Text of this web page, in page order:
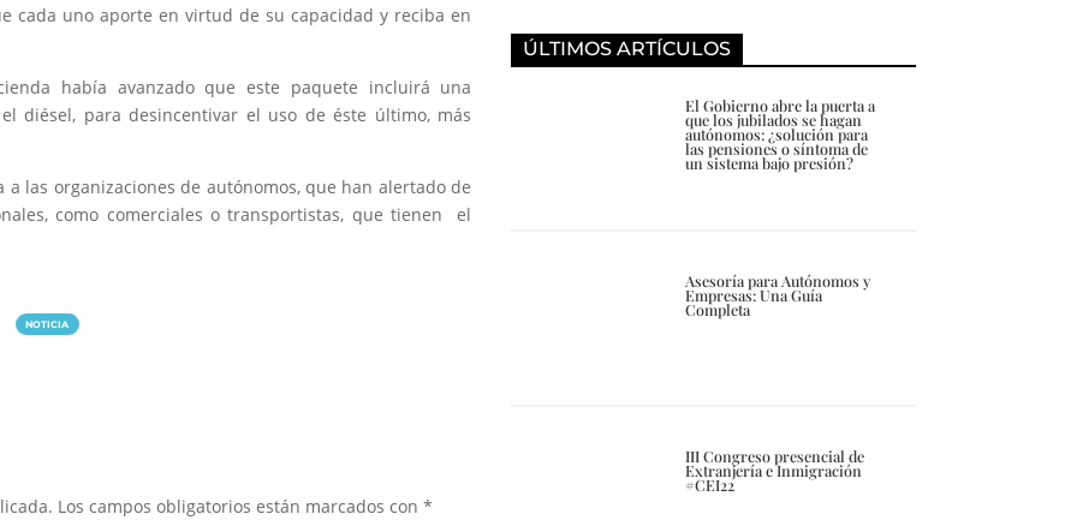
cada uno aporte en virtud de su capacidad y reciba en
había avanzado que este paquete incluirá una
diésel, para desincentivar el uso de éste último, más
las organizaciones de autónomos, que han alertado de
como comerciales o transportistas, que tienen el
NOTICIA
Los campos obligatorios están marcados con*
ÚLTIMOS ARTÍCULOS
El Gobierno abre la puerta a
que los jubilados se hagan
autónomos: ¿solución para
las pensiones o síntoma de
un sistema bajo presión?
Asesoría para Autónomos y
Empresas: Una Guía
Completa
III Congreso presencial de
Extranjería e Inmigración
#CEI22